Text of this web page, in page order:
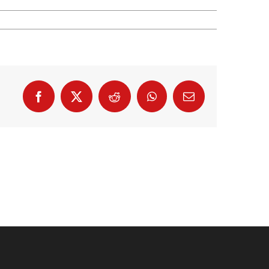
Facebook
X Reddit WhatsApp
E-
Mail